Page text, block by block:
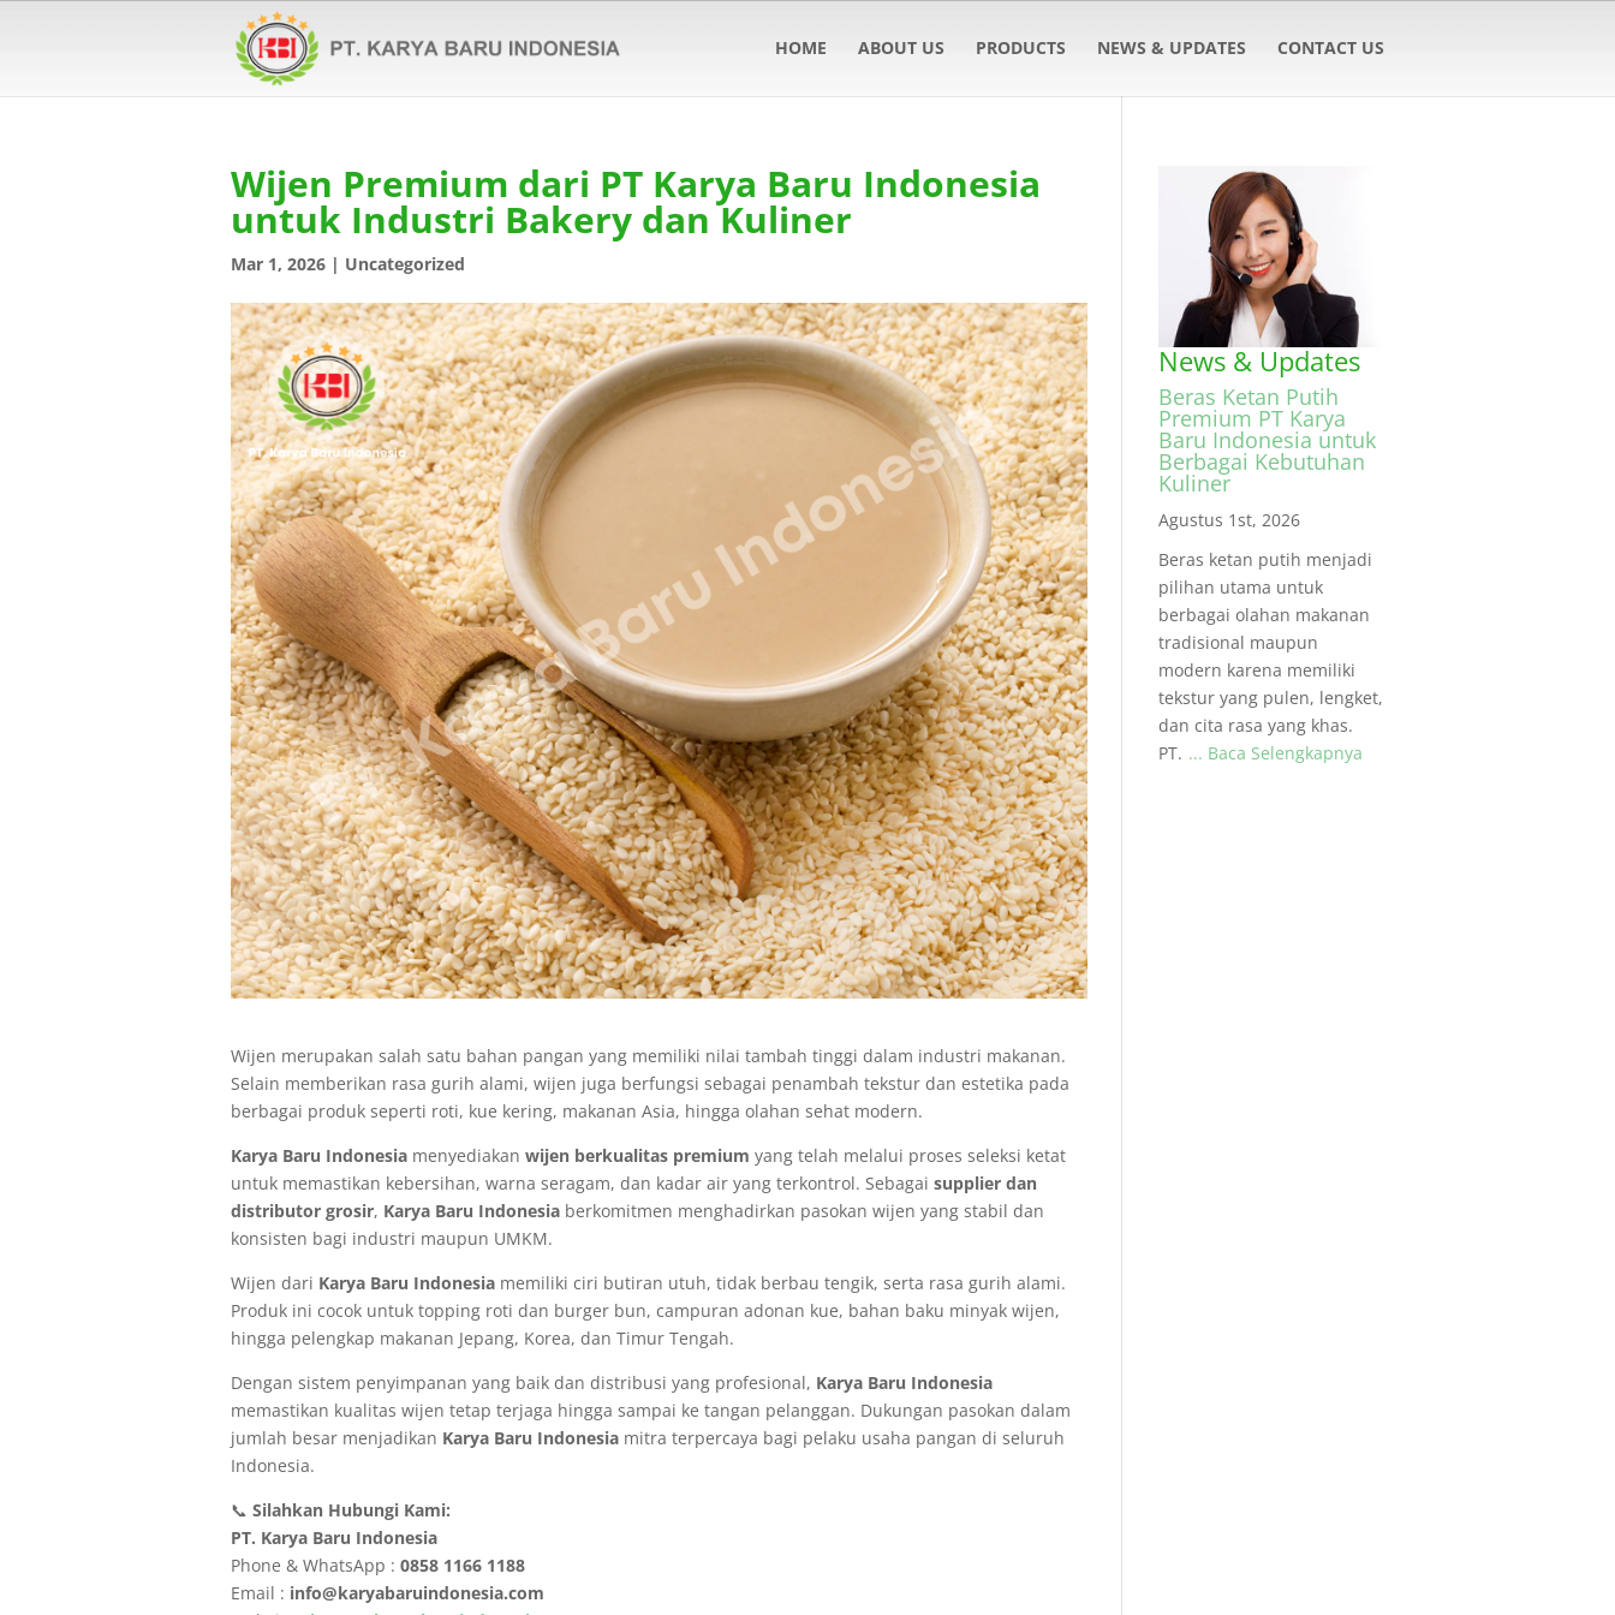
HOME ABOUT US PRODUCTS NEWS & UPDATES CONTACT US
Wijen Premium dari PT Karya Baru Indonesia
untuk Industri Bakery dan Kuliner
Mar 1, 2026 | Uncategorized
Wijen merupakan salah satu bahan pangan yang memiliki nilai tambah tinggi dalam industri makanan.
Selain memberikan rasa gurih alami, wijen juga berfungsi sebagai penambah tekstur dan estetika pada
berbagai produk seperti roti, kue kering, makanan Asia, hingga olahan sehat modern.
Karya Baru Indonesia menyediakan wijen berkualitas premium yang telah melalui proses seleksi ketat
untuk memastikan kebersihan, warna seragam, dan kadar air yang terkontrol. Sebagai supplier dan
distributor grosir, Karya Baru Indonesia berkomitmen menghadirkan pasokan wijen yang stabil dan
konsisten bagi industri maupun UMKM.
Wijen dari Karya Baru Indonesia memiliki ciri butiran utuh, tidak berbau tengik, serta rasa gurih alami.
Produk ini cocok untuk topping roti dan burger bun, campuran adonan kue, bahan baku minyak wijen,
hingga pelengkap makanan Jepang, Korea, dan Timur Tengah.
Dengan sistem penyimpanan yang baik dan distribusi yang profesional, Karya Baru Indonesia
memastikan kualitas wijen tetap terjaga hingga sampai ke tangan pelanggan. Dukungan pasokan dalam
jumlah besar menjadikan Karya Baru Indonesia mitra terpercaya bagi pelaku usaha pangan di seluruh
Indonesia.
📞 Silahkan Hubungi Kami:
PT. Karya Baru Indonesia
Phone & WhatsApp : 0858 1166 1188
Email : info@karyabaruindonesia.com
News & Updates
Beras Ketan Putih
Premium PT Karya
Baru Indonesia untuk
Berbagai Kebutuhan
Kuliner
Agustus 1st, 2026
Beras ketan putih menjadi
pilihan utama untuk
berbagai olahan makanan
tradisional maupun
modern karena memiliki
tekstur yang pulen, lengket,
dan cita rasa yang khas.
PT. ... Baca Selengkapnya